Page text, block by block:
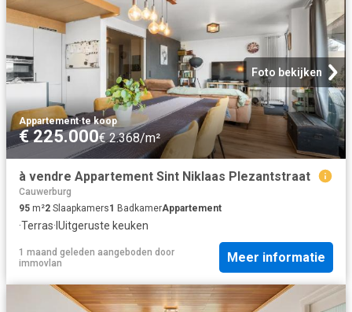
Foto bekijken
Appartement·te koop
€ 225.000€ 2.368/m²
à vendre Appartement Sint Niklaas Plezantstraat
Cauwerburg
95 m²2 Slaapkamers1 BadkamerAppartement
·Terras· IUitgeruste keuken
1 maand geleden aangeboden door
immovlan
Meer informatie